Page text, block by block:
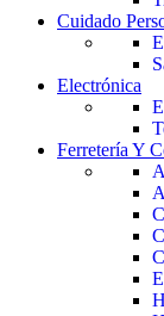
Cuidado
Electrónica
Ferretería Y